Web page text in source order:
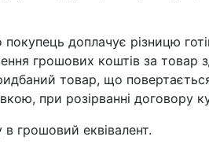
доплачує різницю
грошових коштів за товар
товар, що
при розірванні договору
грошовий еквівалент.